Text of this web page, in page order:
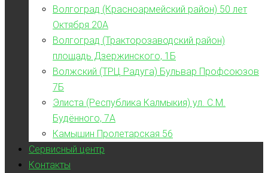
Волгоград (Красноармейский район) 50 лет
Октября 20А
Волгоград (Тракторозаводский район)
площадь Дзержинского, 1Б
Волжский (ТРЦ Радуга) Бульвар Профсоюзов
7Б
Элиста (Республика Калмыкия) ул. С.М.
Будённого, 7А
Камышин Пролетарская 56
Сервисный центр
Контакты